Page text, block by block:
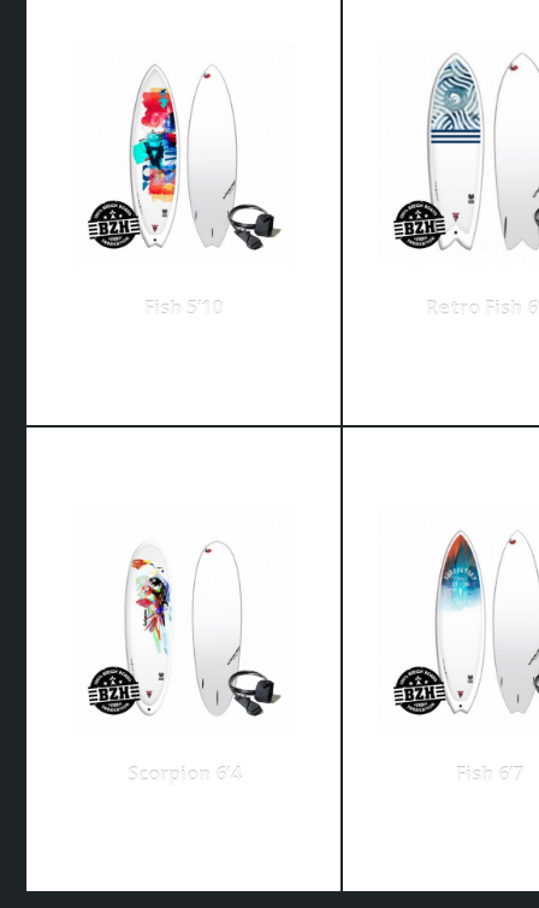
Fish 5’10 Retro Fish
Scorpion 6’4 Fish 6’7